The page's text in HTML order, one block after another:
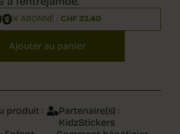
PRIX ABONNÉ : CHF23.40
Ajouter au panier
produit :
Partenaire(s) :
KidzStickers